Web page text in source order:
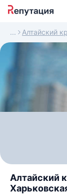
Алтайский
Алтайский